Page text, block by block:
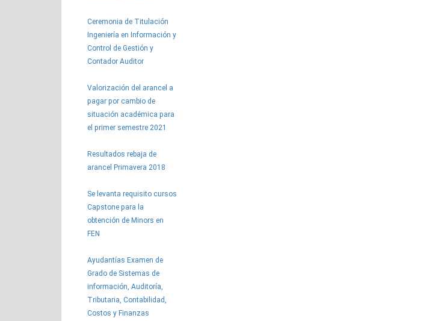
Ceremonia de Titulación
Ingeniería en Información y
Control de Gestión y
Contador Auditor
Valorización del arancel a
pagar por cambio de
situación académica para
el primer semestre 2021
Resultados rebaja de
arancel Primavera 2018
Se levanta requisito cursos
Capstone para la
obtención de Minors en
FEN
Ayudantías Examen de
Grado de Sistemas de
información, Auditoría,
Tributaria, Contabilidad,
Costos y Finanzas